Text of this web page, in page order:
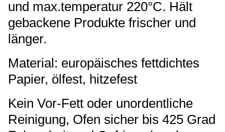
und max.temperatur 220°C. Hält
gebackene Produkte frischer und
länger.
Material: europäisches fettdichtes
Papier, ölfest, hitzefest
Kein Vor-Fett oder unordentliche
Reinigung, Ofen sicher bis 425 Grad